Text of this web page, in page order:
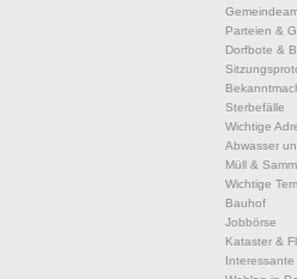
Parteien &
Dorfbote &
Sterbefälle
Wichtige
Abwasser
Müll &
Wichtige
Bauhof
Jobbörse
Kataster &
Interessante